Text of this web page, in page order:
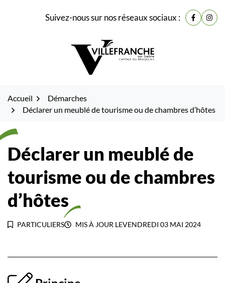
Suivez-nous sur nos réseaux sociaux : Lien vers
Lien
Accueil
Démarches
Déclarer un meublé de tourisme ou de chambres d’hôtes
Déclarer un meublé de
tourisme ou de chambres
d’hôtes
PARTICULIERS MIS À JOUR LEVENDREDI 03 MAI 2024